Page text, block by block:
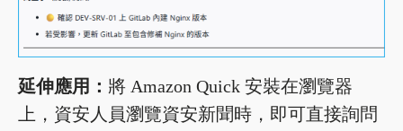
延伸應用： 將 Amazon Quick 安裝在瀏覽器
上，資安人員瀏覽資安新聞時，即可直接詢問